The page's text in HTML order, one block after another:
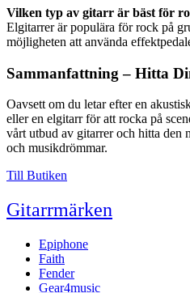
Vilken typ av gitarr är bäst för
Elgitarrer är populära för rock på
möjligheten att använda
Sammanfattning – Hitta
Oavsett om du letar efter en
eller en elgitarr för att rocka på
vårt utbud av gitarrer och hitta den
och musikdrömmar.
Till Butiken
Gitarrmärken
Epiphone
Faith
Fender
Gear4music